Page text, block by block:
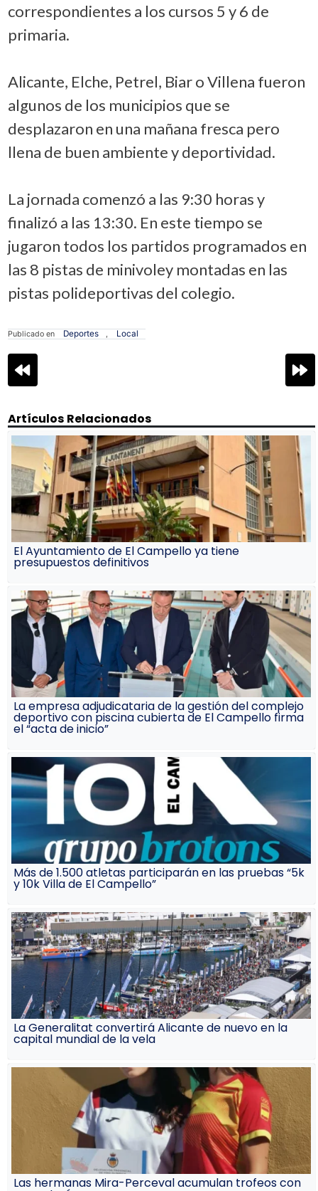
correspondientes a los cursos 5 y 6 de
primaria.
Alicante, Elche, Petrel, Biar o Villena fueron
algunos de los municipios que se
desplazaron en una mañana fresca pero
llena de buen ambiente y deportividad.
La jornada comenzó a las 9:30 horas y
finalizó a las 13:30. En este tiempo se
jugaron todos los partidos programados en
las 8 pistas de minivoley montadas en las
pistas polideportivas del colegio.
Publicado en Deportes , Local
Navegación
de
Artículos Relacionados
El Ayuntamiento de El Campello ya tiene
presupuestos definitivos
La empresa adjudicataria de la gestión del complejo
deportivo con piscina cubierta de El Campello firma
el “acta de inicio”
Más de 1.500 atletas participarán en las pruebas “5k
y 10k Villa de El Campello”
La Generalitat convertirá Alicante de nuevo en la
capital mundial de la vela
Las hermanas Mira-Perceval acumulan trofeos con